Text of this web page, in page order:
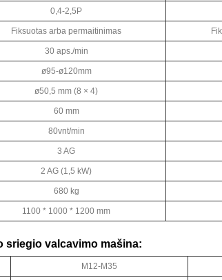
0,4-2,5P
Fiksuotas arba permaitinimas
30 aps./min
ø95-ø120mm
ø50,5 mm (8 × 4)
60 mm
80vnt/min
3 AG
2 AG (1,5 kW)
680 kg
1100 * 1000 * 1200 mm
sriegio valcavimo mašina:
M12-M35